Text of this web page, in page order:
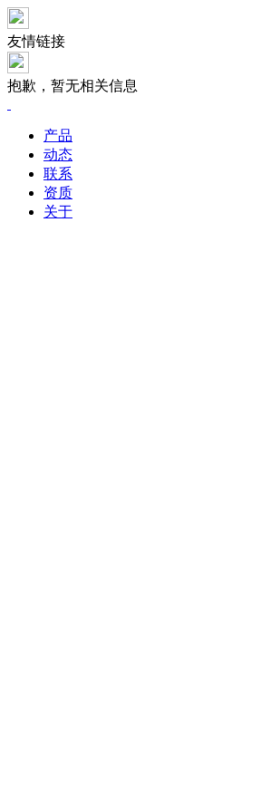
友情链接
抱歉，暂无相关信息
产品
动态
联系
资质
关于